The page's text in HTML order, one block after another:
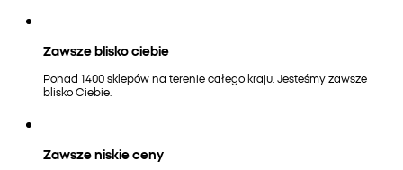
Zawsze blisko ciebie
Ponad 1400 sklepów na terenie całego kraju. Jesteśmy zawsze
blisko Ciebie.
Zawsze niskie ceny